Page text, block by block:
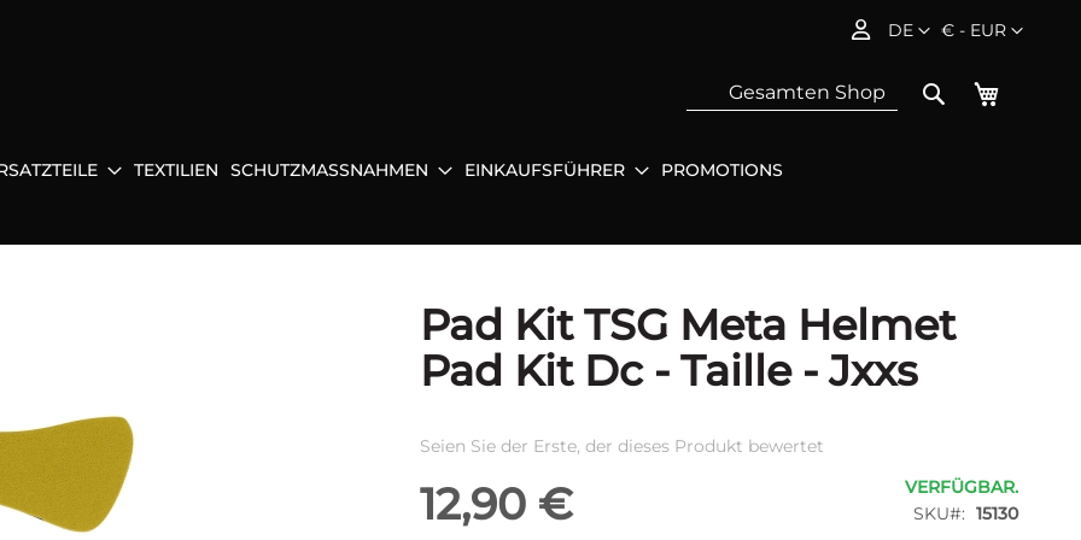
Währung
€ - EUR
Sprache
DE
Mein
Search
TEXTILIEN SCHUTZMASSNAHMEN EINKAUFSFÜHRER PROMOTIONS
Pad Kit TSG Meta Helmet
Pad Kit Dc - Taille - Jxxs
Seien Sie der Erste, der dieses Produkt bewertet
12,90 €
VERFÜGBAR.
SKU
15130